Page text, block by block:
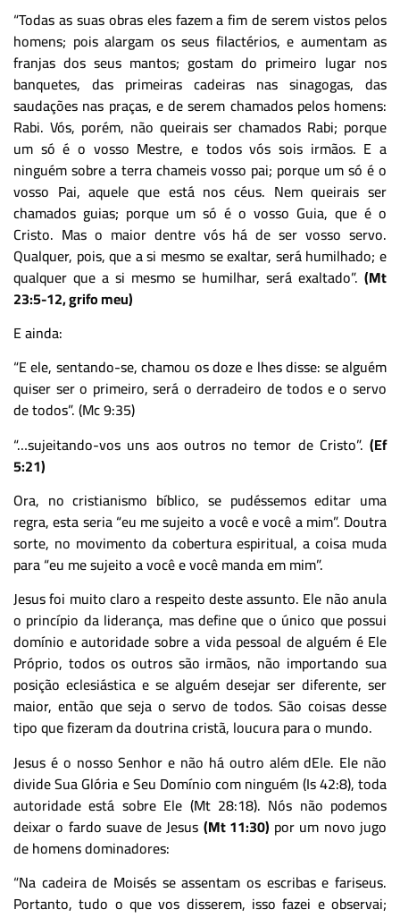
“Todas as suas obras eles fazem a fim de serem vistos pelos
homens; pois alargam os seus filactérios, e aumentam as
franjas dos seus mantos; gostam do primeiro lugar nos
banquetes, das primeiras cadeiras nas sinagogas, das
saudações nas praças, e de serem chamados pelos homens:
Rabi. Vós, porém, não queirais ser chamados Rabi; porque
um só é o vosso Mestre, e todos vós sois irmãos. E a
ninguém sobre a terra chameis vosso pai; porque um só é o
vosso Pai, aquele que está nos céus. Nem queirais ser
chamados guias; porque um só é o vosso Guia, que é o
Cristo. Mas o maior dentre vós há de ser vosso servo.
Qualquer, pois, que a si mesmo se exaltar, será humilhado; e
qualquer que a si mesmo se humilhar, será exaltado”. (Mt
23:5-12, grifo meu)
E ainda:
“E ele, sentando-se, chamou os doze e lhes disse: se alguém
quiser ser o primeiro, será o derradeiro de todos e o servo
de todos”. (Mc 9:35)
“…sujeitando-vos uns aos outros no temor de Cristo”. (Ef
5:21)
Ora, no cristianismo bíblico, se pudéssemos editar uma
regra, esta seria “eu me sujeito a você e você a mim”. Doutra
sorte, no movimento da cobertura espiritual, a coisa muda
para “eu me sujeito a você e você manda em mim”.
Jesus foi muito claro a respeito deste assunto. Ele não anula
o princípio da liderança, mas define que o único que possui
domínio e autoridade sobre a vida pessoal de alguém é Ele
Próprio, todos os outros são irmãos, não importando sua
posição eclesiástica e se alguém desejar ser diferente, ser
maior, então que seja o servo de todos. São coisas desse
tipo que fizeram da doutrina cristã, loucura para o mundo.
Jesus é o nosso Senhor e não há outro além dEle. Ele não
divide Sua Glória e Seu Domínio com ninguém (Is 42:8), toda
autoridade está sobre Ele (Mt 28:18). Nós não podemos
deixar o fardo suave de Jesus (Mt 11:30) por um novo jugo
de homens dominadores:
“Na cadeira de Moisés se assentam os escribas e fariseus.
Portanto, tudo o que vos disserem, isso fazei e observai;